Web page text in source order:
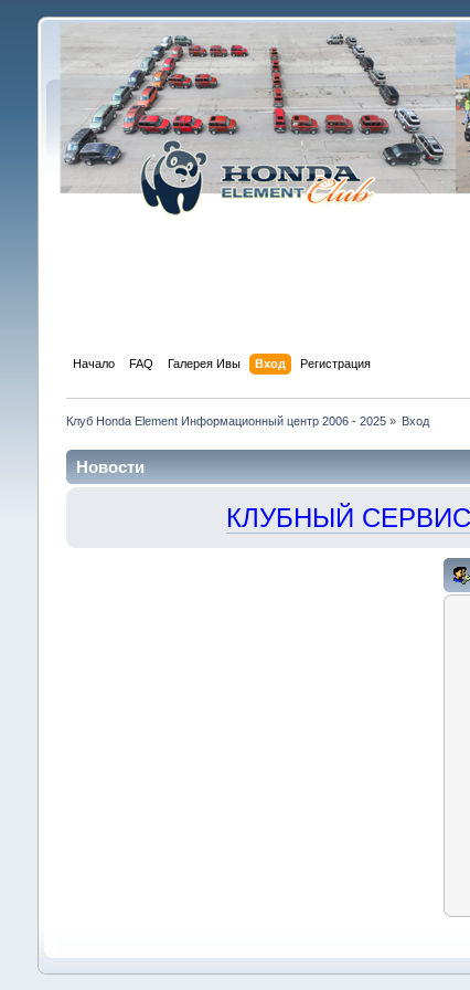
Начало FAQ Галерея Ивы Вход Регистрация
Клуб Honda Element Информационный центр 2006 - 2025» Вход
Новости
КЛУБНЫЙ СЕРВИС!!!